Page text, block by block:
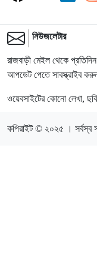
নিউজলেটার
রাজবাড়ী মেইল থেকে
আপডেট পেতে সাবস্ক্রাইব
ওয়েবসাইটের কোনো লেখা,
কপিরাইট © ২০২৫ । সর্বস্ব